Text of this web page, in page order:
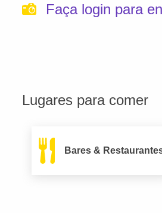
Faça login para
Lugares para comer
Bares &